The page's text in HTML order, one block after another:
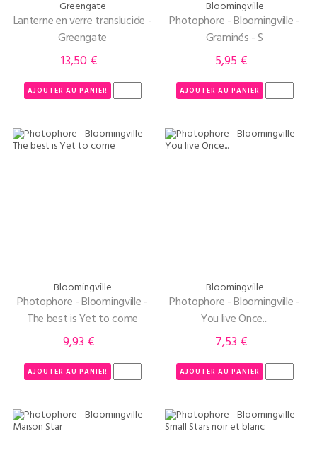
Greengate
Lanterne en verre translucide -
Greengate
Prix
13,50 €
AJOUTER AU PANIER
Bloomingville
Photophore - Bloomingville -
Graminés - S
Prix
5,95 €
AJOUTER AU PANIER
Bloomingville
Photophore - Bloomingville -
The best is Yet to come
Prix
9,93 €
AJOUTER AU PANIER
Bloomingville
Photophore - Bloomingville -
You live Once...
Prix
7,53 €
AJOUTER AU PANIER